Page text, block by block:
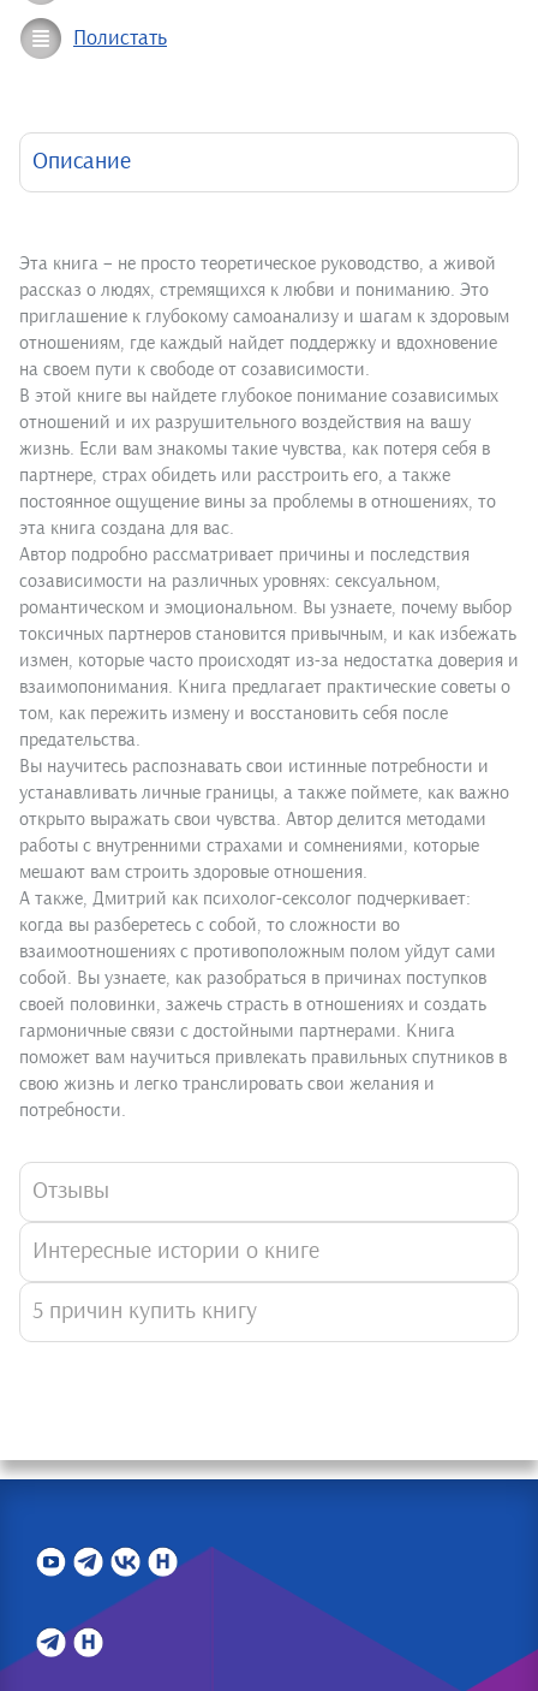
Полистать
Описание
Эта книга – не просто теоретическое руководство, а живой
рассказ о людях, стремящихся к любви и пониманию. Это
приглашение к глубокому самоанализу и шагам к здоровым
отношениям, где каждый найдет поддержку и вдохновение
на своем пути к свободе от созависимости.
В этой книге вы найдете глубокое понимание созависимых
отношений и их разрушительного воздействия на вашу
жизнь. Если вам знакомы такие чувства, как потеря себя в
партнере, страх обидеть или расстроить его, а также
постоянное ощущение вины за проблемы в отношениях, то
эта книга создана для вас.
Автор подробно рассматривает причины и последствия
созависимости на различных уровнях: сексуальном,
романтическом и эмоциональном. Вы узнаете, почему выбор
токсичных партнеров становится привычным, и как избежать
измен, которые часто происходят из-за недостатка доверия и
взаимопонимания. Книга предлагает практические советы о
том, как пережить измену и восстановить себя после
предательства.
Вы научитесь распознавать свои истинные потребности и
устанавливать личные границы, а также поймете, как важно
открыто выражать свои чувства. Автор делится методами
работы с внутренними страхами и сомнениями, которые
мешают вам строить здоровые отношения.
А также, Дмитрий как психолог-сексолог подчеркивает:
когда вы разберетесь с собой, то сложности во
взаимоотношениях с противоположным полом уйдут сами
собой. Вы узнаете, как разобраться в причинах поступков
своей половинки, зажечь страсть в отношениях и создать
гармоничные связи с достойными партнерами. Книга
поможет вам научиться привлекать правильных спутников в
свою жизнь и легко транслировать свои желания и
потребности.
Отзывы
Интересные истории о книге
5 причин купить книгу